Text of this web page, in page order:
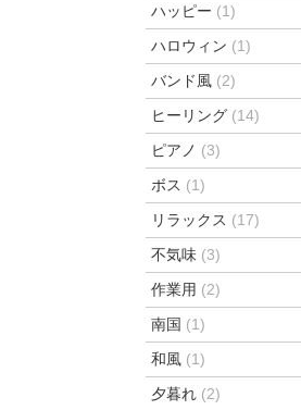
ハッピー (1)
ハロウィン (1)
バンド風 (2)
ヒーリング (14)
ピアノ (3)
ボス (1)
リラックス (17)
不気味 (3)
作業用 (2)
南国 (1)
和風 (1)
夕暮れ (2)